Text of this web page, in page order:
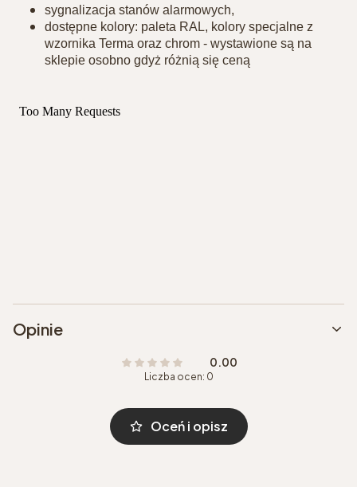
sygnalizacja stanów alarmowych,
dostępne kolory: paleta RAL, kolory specjalne z
wzornika Terma oraz chrom - wystawione są na
sklepie osobno gdyż różnią się ceną
Opinie
0.00
Liczba ocen: 0
Oceń i opisz